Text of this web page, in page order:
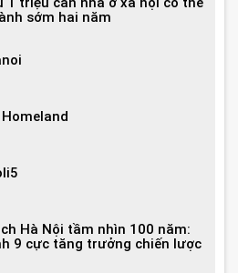
sớm hai năm
Hà Nội tầm nhìn 100 năm:
9 cực tăng trưởng chiến lược